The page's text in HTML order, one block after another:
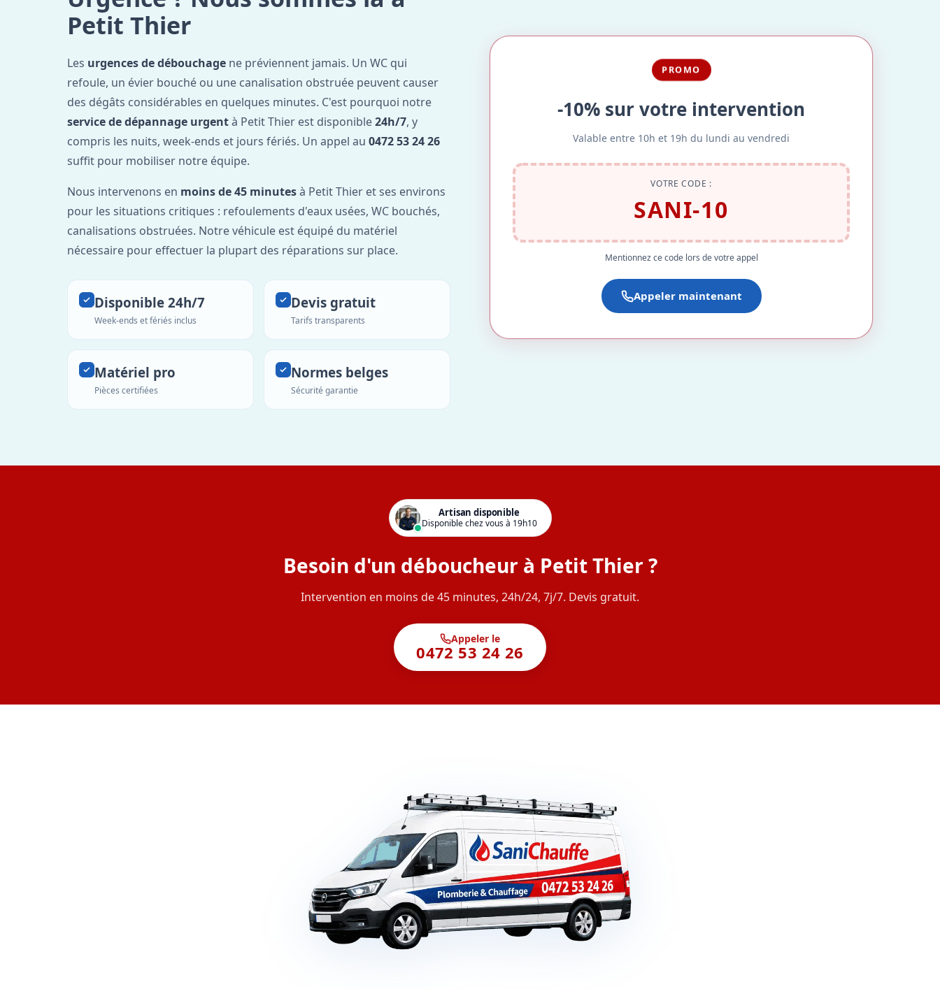
Petit Thier
Les urgences de débouchage ne préviennent jamais. Un WC qui
refoule, un évier bouché ou une canalisation obstruée peuvent causer
des dégâts considérables en quelques minutes. C'est pourquoi notre
service de dépannage urgentà Petit Thier est disponible24h/7, y
compris les nuits, week-ends et jours fériés. Un appel au 0472 53 24 26
suffit pour mobiliser notre équipe.
Nous intervenons en moins de 45 minutesà Petit Thier et ses environs
pour les situations critiques : refoulements d'eaux usées, WC bouchés,
canalisations obstruées. Notre véhicule est équipé du matériel
nécessaire pour effectuer la plupart des réparations sur place.
Disponible 24h/7
Week-ends et fériés inclus
Devis gratuit
Tarifs transparents
Matériel pro
Pièces certifiées
Normes belges
Sécurité garantie
PROMO
-10% sur votre intervention
Valable entre 10h et 19h du lundi au vendredi
VOTRE CODE :
SANI-10
Mentionnez ce code lors de votre appel
Appeler maintenant
Artisan disponible
Disponible chez vous à 19h10
Besoin d'un déboucheur à Petit Thier ?
Intervention en moins de 45 minutes, 24h/24, 7j/7. Devis gratuit.
Appeler le
0472 53 24 26